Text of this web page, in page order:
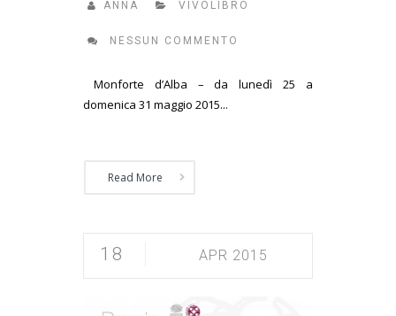
ANNA VIVOLIBRO
NESSUN COMMENTO
Monforte d’Alba – da lunedì 25 a
domenica 31 maggio 2015...
Read More
18 APR 2015